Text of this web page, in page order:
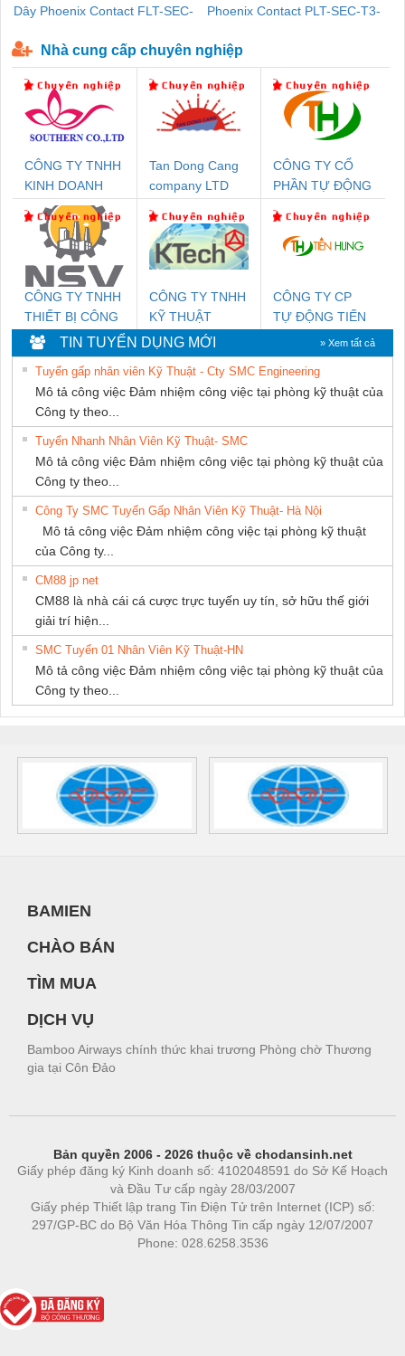
Dây Phoenix Contact FLT-SEC-
Phoenix Contact PLT-SEC-T3-
Nhà cung cấp chuyên nghiệp
CÔNG TY TNHH
KINH DOANH
DỊCH VỤ XNK
PHƯƠNG NAM
Tan Dong Cang
company LTD
CÔNG TY CỔ
PHẦN TỰ ĐỘNG
CÔNG TY TNHH
THIẾT BỊ CÔNG
NGHIỆP NIHON
SETSUBI VIỆT
NAM
CÔNG TY TNHH
KỸ THUẬT
KTECH VIỆT
NAM
CÔNG TY CP
TỰ ĐỘNG TIẾN
TIN TUYỂN DỤNG MỚI » Xem tất cả
Tuyển gấp nhân viên Kỹ Thuật - Cty SMC Engineering
Mô tả công việc Đảm nhiệm công việc tại phòng kỹ thuật của
Công ty theo...
Tuyển Nhanh Nhân Viên Kỹ Thuật- SMC
Mô tả công việc Đảm nhiệm công việc tại phòng kỹ thuật của
Công ty theo...
Công Ty SMC Tuyển Gấp Nhân Viên Kỹ Thuật- Hà Nội
Mô tả công việc Đảm nhiệm công việc tại phòng kỹ thuật
của Công ty...
CM88 jp net
CM88 là nhà cái cá cược trực tuyến uy tín, sở hữu thế giới
giải trí hiện...
SMC Tuyển 01 Nhân Viên Kỹ Thuật-HN
Mô tả công việc Đảm nhiệm công việc tại phòng kỹ thuật của
Công ty theo...
BAMIEN
CHÀO BÁN
TÌM MUA
DỊCH VỤ
Bamboo Airways chính thức khai trương Phòng chờ Thương
gia tại Côn Đảo
Bản quyền 2006 - 2026 thuộc về chodansinh.net
Giấy phép đăng ký Kinh doanh số: 4102048591 do Sở Kế Hoạch
và Đầu Tư cấp ngày 28/03/2007
Giấy phép Thiết lập trang Tin Điện Tử trên Internet (ICP) số:
297/GP-BC do Bộ Văn Hóa Thông Tin cấp ngày 12/07/2007
Phone: 028.6258.3536